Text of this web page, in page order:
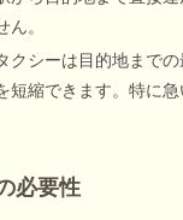
ん。
クシーは目的地まで
短縮できます。特に
必要性